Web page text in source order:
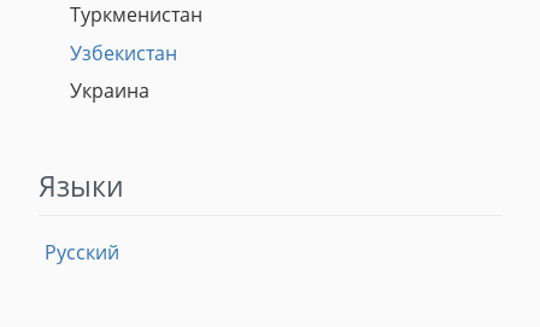
Туркменистан
Узбекистан
Украина
Языки
Русский